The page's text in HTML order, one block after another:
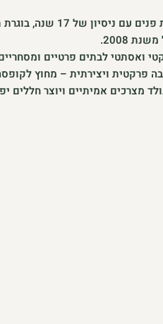
לימור בר חן, מעצבת פנים
2008.
ואסתטי לבתים פרטיים
פרקטית ויצירתית – מחוץ
מצרכים אמיתיים ויוצר חללים